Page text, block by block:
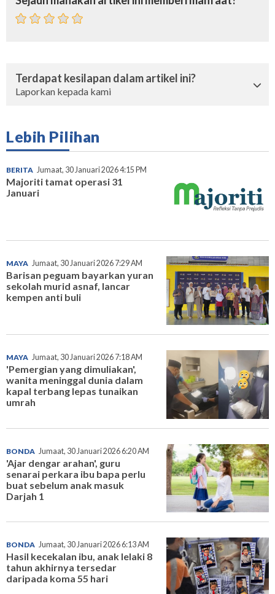
Terdapat kesilapan dalam artikel ini?
Laporkan kepada kami
Lebih Pilihan
BERITA Jumaat, 30 Januari 2026 4:15 PM
Majoriti tamat operasi 31
Januari
MAYA Jumaat, 30 Januari 2026 7:29 AM
Barisan peguam bayarkan yuran
sekolah murid asnaf, lancar
kempen anti buli
MAYA Jumaat, 30 Januari 2026 7:18 AM
'Pemergian yang dimuliakan',
wanita meninggal dunia dalam
kapal terbang lepas tunaikan
umrah
BONDA Jumaat, 30 Januari 2026 6:20 AM
'Ajar dengar arahan', guru
senarai perkara ibu bapa perlu
buat sebelum anak masuk
Darjah 1
BONDA Jumaat, 30 Januari 2026 6:13 AM
Hasil kecekalan ibu, anak lelaki 8
tahun akhirnya tersedar
daripada koma 55 hari